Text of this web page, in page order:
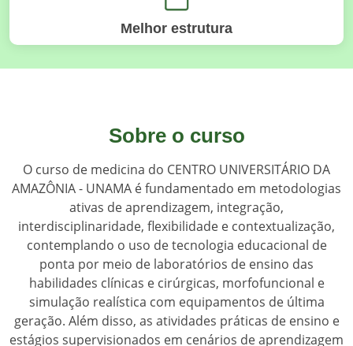
Melhor estrutura
Sobre o curso
O curso de medicina do CENTRO UNIVERSITÁRIO DA
AMAZÔNIA - UNAMA é fundamentado em metodologias
ativas de aprendizagem, integração,
interdisciplinaridade, flexibilidade e contextualização,
contemplando o uso de tecnologia educacional de
ponta por meio de laboratórios de ensino das
habilidades clínicas e cirúrgicas, morfofuncional e
simulação realística com equipamentos de última
geração. Além disso, as atividades práticas de ensino e
estágios supervisionados em cenários de aprendizagem